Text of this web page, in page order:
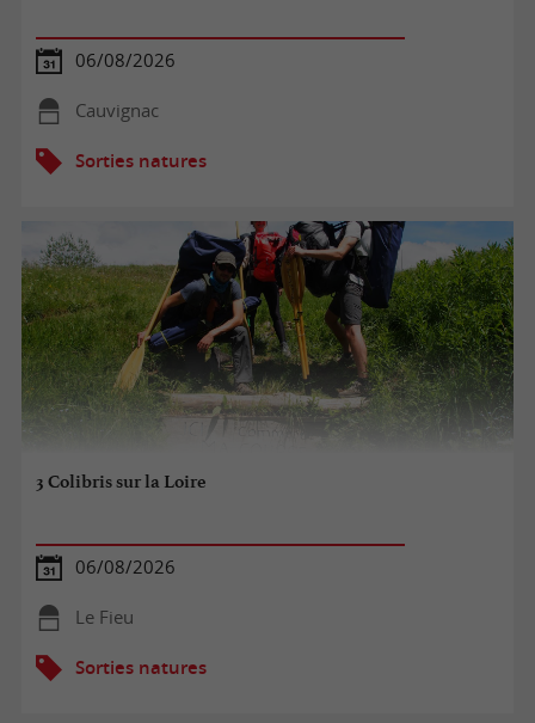
06/08/2026
Cauvignac
Sorties natures
3 Colibris sur la Loire
06/08/2026
Le Fieu
Sorties natures